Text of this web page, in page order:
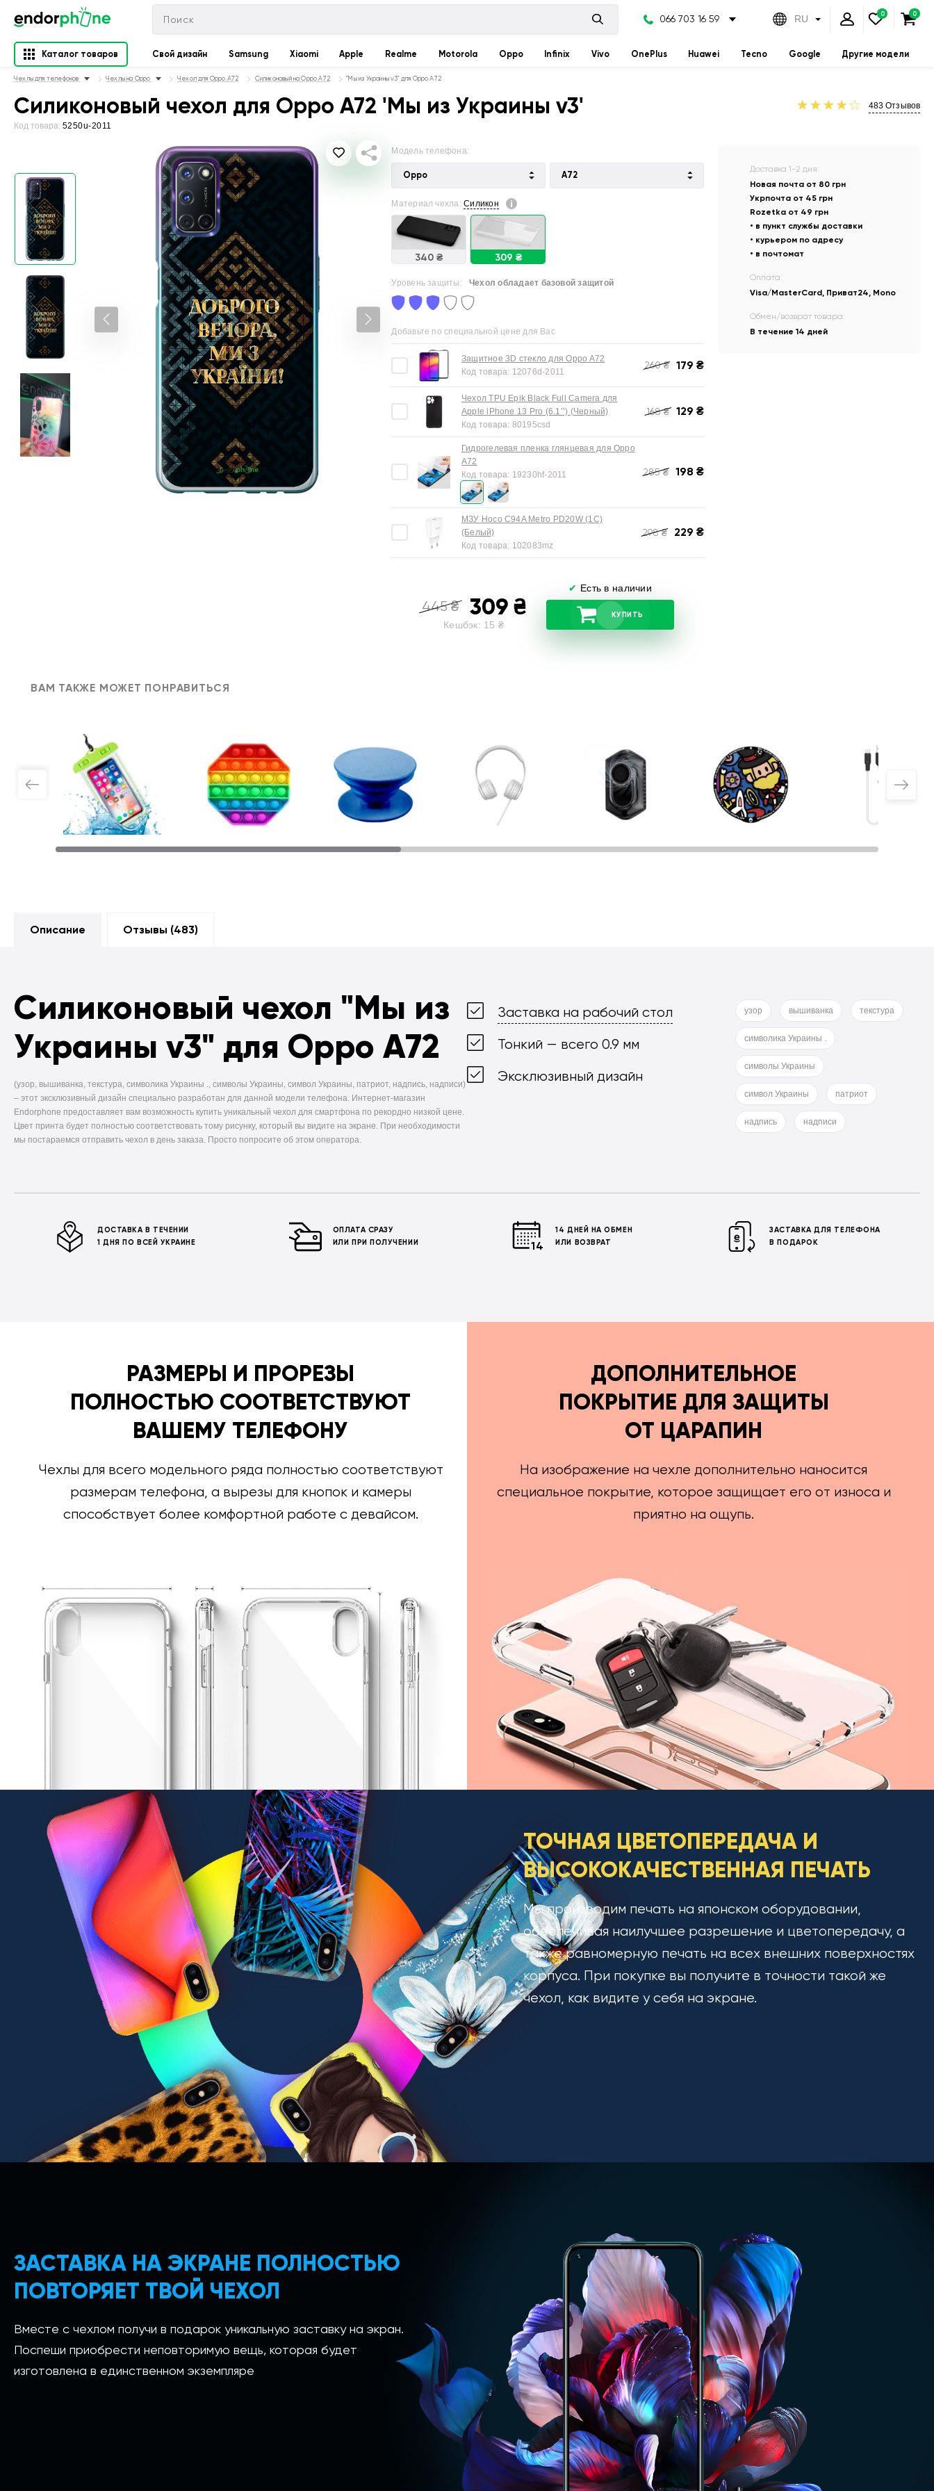
066 703 16 59 RU
Каталог товаров Свой дизайн Samsung Xiaomi Apple Realme Motorola Oppo Infinix Vivo OnePlus Huawei Tecno Google Другие модели
Чехлы для телефонов Чехлы на Oppo Чехол для Oppo A72 Силиконовый на Oppo A72 "Мы из Украины v3" для Oppo A72
Силиконовый чехол для Oppo A72 'Мы из Украины v3'
Код товара: 5250u-2011
483 Отзывов
Модель телефона:
Oppo A72
Материал чехла:Силикон
340 ₴ 309 ₴
Уровень защиты: Чехол обладает базовой защитой
Добавьте по специальной цене для Вас
Защитное 3D стекло для Oppo A72
Код товара: 12076d-2011
260₴ 179 ₴
Чехол TPU Epik Black Full Camera для
Apple iPhone 13 Pro (6.1’’) (Черный)
Код товара: 80195csd
168₴ 129 ₴
Гидрогелевая пленка глянцевая для Oppo
A72
Код товара: 19230hf-2011 285₴ 198 ₴
МЗУ Hoco C94A Metro PD20W (1C)
(Белый)
Код товара: 102083mz
298₴ 229 ₴
445₴ 309 ₴
Кешбэк: 15 ₴
✔ Есть в наличии
КУПИТЬ
Доставка 1-2 дня:
Новая почта от 80 грн
Укрпочта от 45 грн
Rozetka от 49 грн
• в пункт службы доставки
• курьером по адресу
• в почтомат
Оплата:
Visa/MasterCard, Приват24, Mono
Обмен/возврат товара:
В течение 14 дней
ВАМ ТАКЖЕ МОЖЕТ ПОНРАВИТЬСЯ
Описание Отзывы (483)
Силиконовый чехол "Мы из
Украины v3" для Oppo A72
(узор, вышиванка, текстура, символика Украины ., символы Украины, символ Украины, патриот, надпись, надписи)
– этот эксклюзивный дизайн специально разработан для данной модели телефона. Интернет-магазин
Endorphone предоставляет вам возможность купить уникальный чехол для смартфона по рекордно низкой цене.
Цвет принта будет полностью соответствовать тому рисунку, который вы видите на экране. При необходимости
мы постараемся отправить чехол в день заказа. Просто попросите об этом оператора.
Заставка на рабочий стол
Тонкий — всего 0.9 мм
Эксклюзивный дизайн
узор вышиванка текстура
символика Украины .
символы Украины
символ Украины патриот
надпись надписи
ДОСТАВКА В ТЕЧЕНИИ
1 ДНЯ ПО ВСЕЙ УКРАИНЕ
ОПЛАТА СРАЗУ
ИЛИ ПРИ ПОЛУЧЕНИИ
14 ДНЕЙ НА ОБМЕН
ИЛИ ВОЗВРАТ
ЗАСТАВКА ДЛЯ ТЕЛЕФОНА
В ПОДАРОК
РАЗМЕРЫ И ПРОРЕЗЫ
ПОЛНОСТЬЮ СООТВЕТСТВУЮТ
ВАШЕМУ ТЕЛЕФОНУ
Чехлы для всего модельного ряда полностью соответствуют
размерам телефона, а вырезы для кнопок и камеры
способствует более комфортной работе с девайсом.
ДОПОЛНИТЕЛЬНОЕ
ПОКРЫТИЕ ДЛЯ ЗАЩИТЫ
ОТ ЦАРАПИН
На изображение на чехле дополнительно наносится
специальное покрытие, которое защищает его от износа и
приятно на ощупь.
ТОЧНАЯ ЦВЕТОПЕРЕДАЧА И
ВЫСОКОКАЧЕСТВЕННАЯ ПЕЧАТЬ
Мы производим печать на японском оборудовании,
обеспечивая наилучшее разрешение и цветопередачу, а
также равномерную печать на всех внешних поверхностях
корпуса. При покупке вы получите в точности такой же
чехол, как видите у себя на экране.
ЗАСТАВКА НА ЭКРАНЕ ПОЛНОСТЬЮ
ПОВТОРЯЕТ ТВОЙ ЧЕХОЛ
Вместе с чехлом получи в подарок уникальную заставку на экран.
Поспеши приобрести неповторимую вещь, которая будет
изготовлена в единственном экземпляре